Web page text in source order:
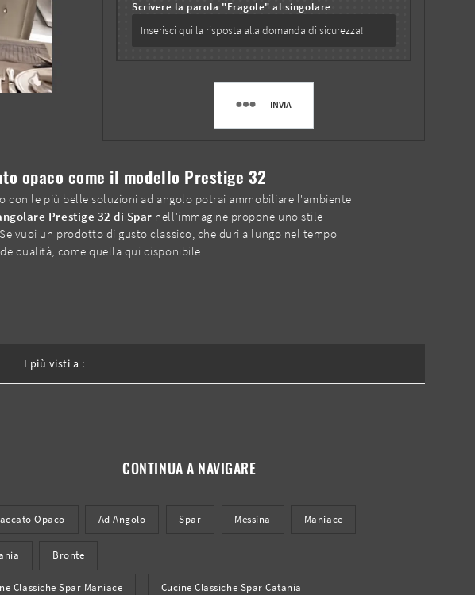
Scrivere la parola "Fragole" al singolare
INVIA
opaco come il modello Prestige 32
con le più belle soluzioni ad angolo potrai ammobiliare l'ambiente
Prestige 32 di Spar nell'immagine propone uno stile
vuoi un prodotto di gusto classico, che duri a lungo nel tempo
qualità, come quella qui disponibile.
I più visti a :
CONTINUA A NAVIGARE
Opaco Ad Angolo Spar Messina Maniace
Bronte
Classiche Spar Maniace Cucine Classiche Spar Catania